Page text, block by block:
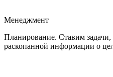
Менеджмент
Планирование. Ставим
раскопанной информации о